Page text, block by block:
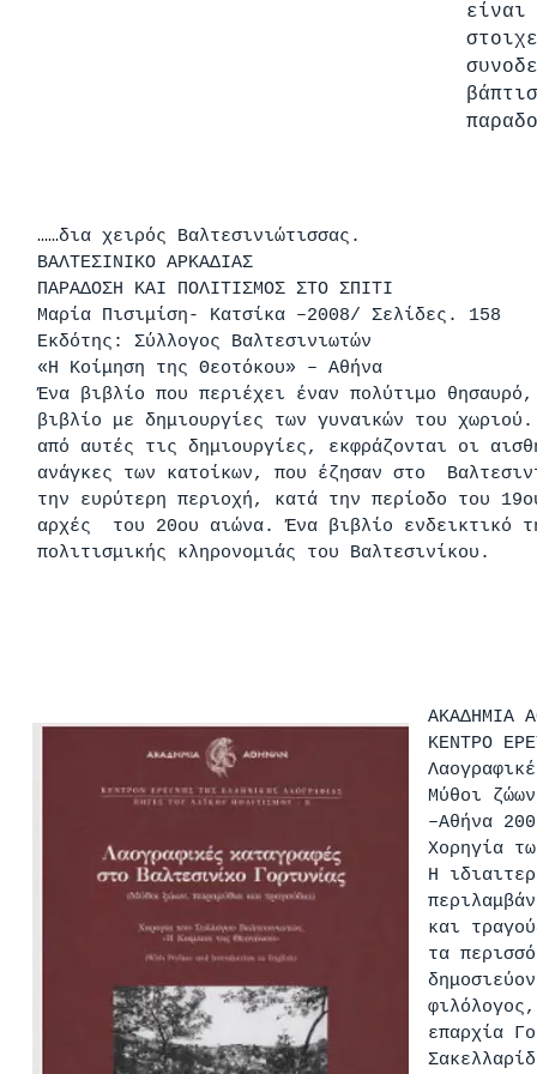
……δια χειρός Βαλτεσινιώτισσας.
ΒΑΛΤΕΣΙΝΙΚΟ ΑΡΚΑΔΙΑΣ
ΠΑΡΑΔΟΣΗ ΚΑΙ ΠΟΛΙΤΙΣΜOΣ ΣΤΟ ΣΠIΤΙ
Μαρία Πισιμίση- Κατσίκα –2008/ Σελίδες. 158
Εκδότης: Σύλλογος Βαλτεσινιωτών
«Η Κοίμηση της Θεοτόκου» – Αθήνα
Ένα βιβλίο που περιέχει έναν πολύτιμο
βιβλίο με δημιουργίες των γυναικών του
από αυτές τις δημιουργίες, εκφράζονται οι
ανάγκες των κατοίκων, που έζησαν στο
την ευρύτερη περιοχή, κατά την περίοδο του
αρχές του 20ου αιώνα. Ένα βιβλίο ενδεικτικό
πολιτισμικής κληρονομιάς του Βαλτεσινίκου.
ΑΚΑΔΗΜΙΑ
ΚΕΝΤΡΟ
Μύθοι
–Αθήνα
Χορηγία
Η
και
τα
επαρχία